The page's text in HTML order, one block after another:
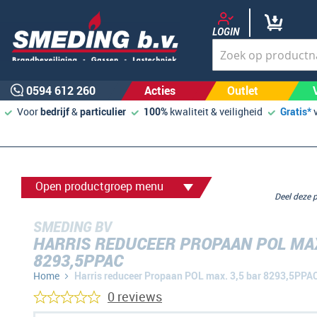
LOGIN
0594 612 260 Acties Outlet
Voorbedrijf&particulier 100% kwaliteit & veiligheid Gratis*
Open productgroep menu
SMEDING BV
HARRIS REDUCEER PROPAAN POL
8293,5PPAC
Home Harris reduceer Propaan POL max. 3,5 bar
Deel
0 reviews